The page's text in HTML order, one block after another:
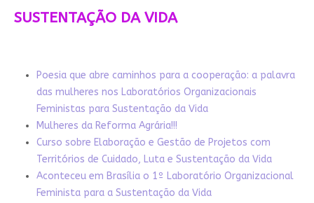
SUSTENTAÇÃO DA VIDA
Poesia que abre caminhos para a cooperação: a palavra
das mulheres nos Laboratórios Organizacionais
Feministas para Sustentação da Vida
Mulheres da Reforma Agrária!!!
Curso sobre Elaboração e Gestão de Projetos com
Territórios de Cuidado, Luta e Sustentação da Vida
Aconteceu em Brasília o 1º Laboratório Organizacional
Feminista para a Sustentação da Vida